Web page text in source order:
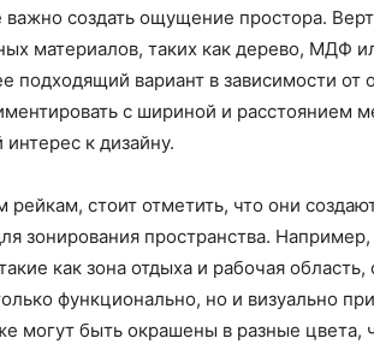
создать ощущение простора.
материалов, таких как дерево, МДФ
подходящий вариант в зависимости от
с шириной и расстоянием
к дизайну.
рейкам, стоит отметить, что они
зонирования пространства.
как зона отдыха и рабочая
функционально, но и визуально
могут быть окрашены в разные цвета,